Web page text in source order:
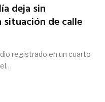
deja sin
situación de calle
registrado en un cuarto